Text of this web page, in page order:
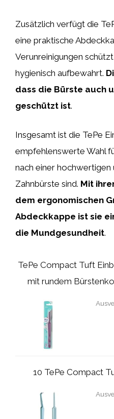
Zusätzlich verfügt die
eine praktische
Verunreinigungen
hygienisch aufbewahrt.
dass die Bürste auch
geschützt ist.
Insgesamt ist die TePe
empfehlenswerte Wahl
nach einer hochwertigen
Zahnbürste sind. Mit
dem ergonomischen
Abdeckkappe ist sie
die Mundgesundheit.
TePe Compact Tuft
mit rundem
10 TePe Compact